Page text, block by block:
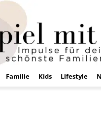
Familie Kids Lifestyle